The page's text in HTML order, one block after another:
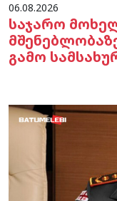
06.08.2026
საჯარო
გამო